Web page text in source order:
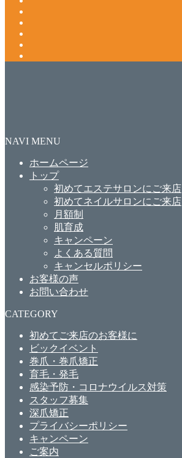
NAVI MENU
ホームページ
トップ
初めてエステサロンにご来店
初めてネイルサロンにご来店
月額制
肌育成
キャンペーン
よくある質問
キャンセルポリシー
お客様の声
お問い合わせ
CATEGORY
初めてご来店のお客様に
ビックイベント
巻爪・巻爪矯正
育毛・発毛
感染予防・コロナウイルス対策
スタッフ募集
深爪矯正
プライバシーポリシー
キャンペーン
ご案内